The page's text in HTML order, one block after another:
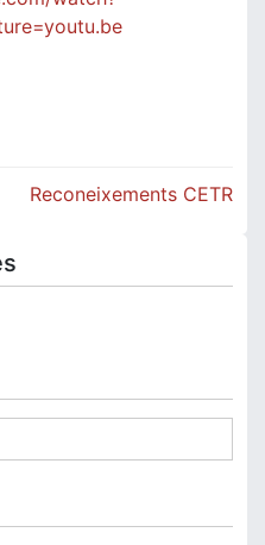
Reconeixements CETR